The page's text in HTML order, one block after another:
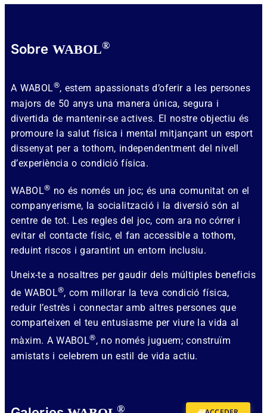
Sobre WABOL®
A WABOL®, estem apassionats d’oferir a les persones
majors de 50 anys una manera única, segura i
divertida de mantenir-se actives. El nostre objectiu és
promoure la salut física i mental mitjançant un esport
dissenyat per a tothom, independentment del nivell
d’experiència o condició física.
WABOL® no és només un joc; és una comunitat on el
companyerisme, la socialització i la diversió són al
centre de tot. Les regles del joc, com ara no córrer i
evitar el contacte físic, el fan accessible a tothom,
reduint riscos i garantint un entorn inclusiu.
Uneix-te a nosaltres per gaudir dels múltiples beneficis
de WABOL®, com millorar la teva condició física,
reduir l’estrès i connectar amb altres persones que
comparteixen el teu entusiasme per viure la vida al
màxim. A WABOL®, no només juguem; construïm
amistats i celebrem un estil de vida actiu.
®